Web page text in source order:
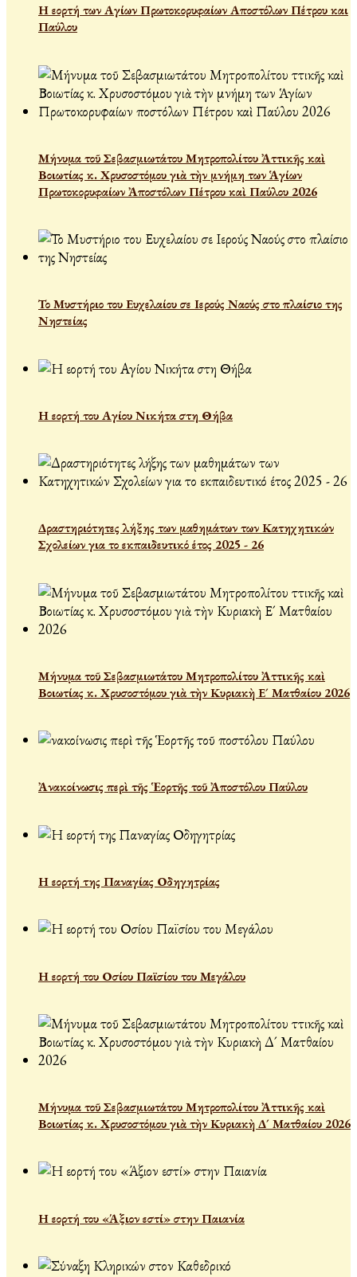
Η εορτή των Αγίων Πρωτοκορυφαίων Αποστόλων Πέτρου και
Παύλου
Μήνυμα τοῦ Σεβασμιωτάτου Μητροπολίτου Ἀττικῆς καὶ
Βοιωτίας κ. Χρυσοστόμου γιὰ τὴν μνήμη των Ἁγίων
Πρωτοκορυφαίων Ἀποστόλων Πέτρου καὶ Παύλου 2026
Το Μυστήριο του Ευχελαίου σε Ιερούς Ναούς στο πλαίσιο της
Νηστείας
Η εορτή του Αγίου Νικήτα στη Θήβα
Δραστηριότητες λήξης των μαθημάτων των Κατηχητικών
Σχολείων για το εκπαιδευτικό έτος 2025 - 26
Μήνυμα τοῦ Σεβασμιωτάτου Μητροπολίτου Ἀττικῆς καὶ
Βοιωτίας κ. Χρυσοστόμου γιὰ τὴν Κυριακὴ Ε´ Ματθαίου 2026
Ἀνακοίνωσις περὶ τῆς Ἑορτῆς τοῦ Ἀποστόλου Παύλου
Η εορτή της Παναγίας Οδηγητρίας
Η εορτή του Οσίου Παϊσίου του Μεγάλου
Μήνυμα τοῦ Σεβασμιωτάτου Μητροπολίτου Ἀττικῆς καὶ
Βοιωτίας κ. Χρυσοστόμου γιὰ τὴν Κυριακὴ Δ´ Ματθαίου 2026
Η εορτή του «Άξιον εστί» στην Παιανία